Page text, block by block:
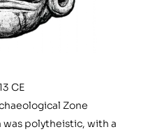
CE
Zone
was polytheistic, with a